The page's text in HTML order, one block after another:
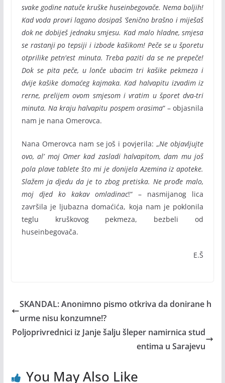
svake godine natuče kruške huseinbegovače. Nema boljih!
Kad voda provri lagano dosipaš ‘šenično brašno i miješaš
dok ne dobiješ jednaku smjesu. Kad malo hladne, smjesa
se rastanji po tepsiji i izbode kašikom! Peče se u šporetu
otprilike petn'est minuta. Treba paziti da se ne prepeče!
Dok se pita peče, u lonče ubacim tri kašike pekmeza i
dvije kašike domaćeg kajmaka. Kad halvapitu izvadim iz
rerne, prelijem ovom smjesom i vratim u šporet dva-tri
minuta. Na kraju halvapitu pospem orasima“ – objasnila
nam je nana Omerovca.
Nana Omerovca nam se još i povjerila: „Ne objavljujte
ovo, al’ moj Omer kad zasladi halvapitom, dam mu još
pola plave tablete što mi je donijela Azemina iz apoteke.
Slažem ja djedu da je to zbog pretiska. Ne prođe malo,
moj djed ko kakav omladinac!“ – nasmijanog lica
završila je ljubazna domaćića, koja nam je poklonila
teglu kruškovog pekmeza, bezbeli od
huseinbegovača.
E.Š
SKANDAL: Anonimno pismo otkriva da donirane h
urme nisu konzumne!?
Poljoprivrednici iz Janje šalju šleper namirnica stud
entima u Sarajevu
You May Also Like